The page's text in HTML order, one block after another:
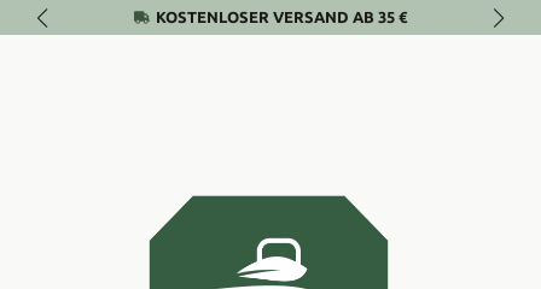
Zum Hauptinhalt springenKOSTENLOSER VERSAND AB 35 €